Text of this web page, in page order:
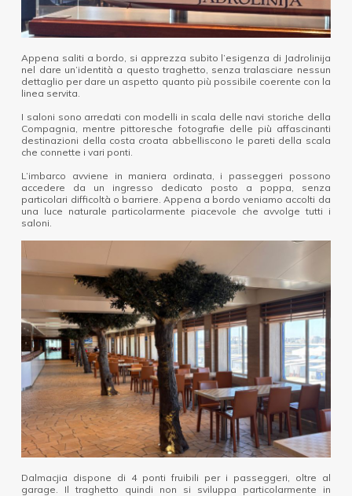
Appena saliti a bordo, si apprezza subito l’esigenza di Jadrolinija
nel dare un’identità a questo traghetto, senza tralasciare nessun
dettaglio per dare un aspetto quanto più possibile coerente con la
linea servita.
I saloni sono arredati con modelli in scala delle navi storiche della
Compagnia, mentre pittoresche fotografie delle più affascinanti
destinazioni della costa croata abbelliscono le pareti della scala
che connette i vari ponti.
L’imbarco avviene in maniera ordinata, i passeggeri possono
accedere da un ingresso dedicato posto a poppa, senza
particolari difficoltà o barriere. Appena a bordo veniamo accolti da
una luce naturale particolarmente piacevole che avvolge tutti i
saloni.
Dalmacjia dispone di 4 ponti fruibili per i passeggeri, oltre al
garage. Il traghetto quindi non si sviluppa particolarmente in